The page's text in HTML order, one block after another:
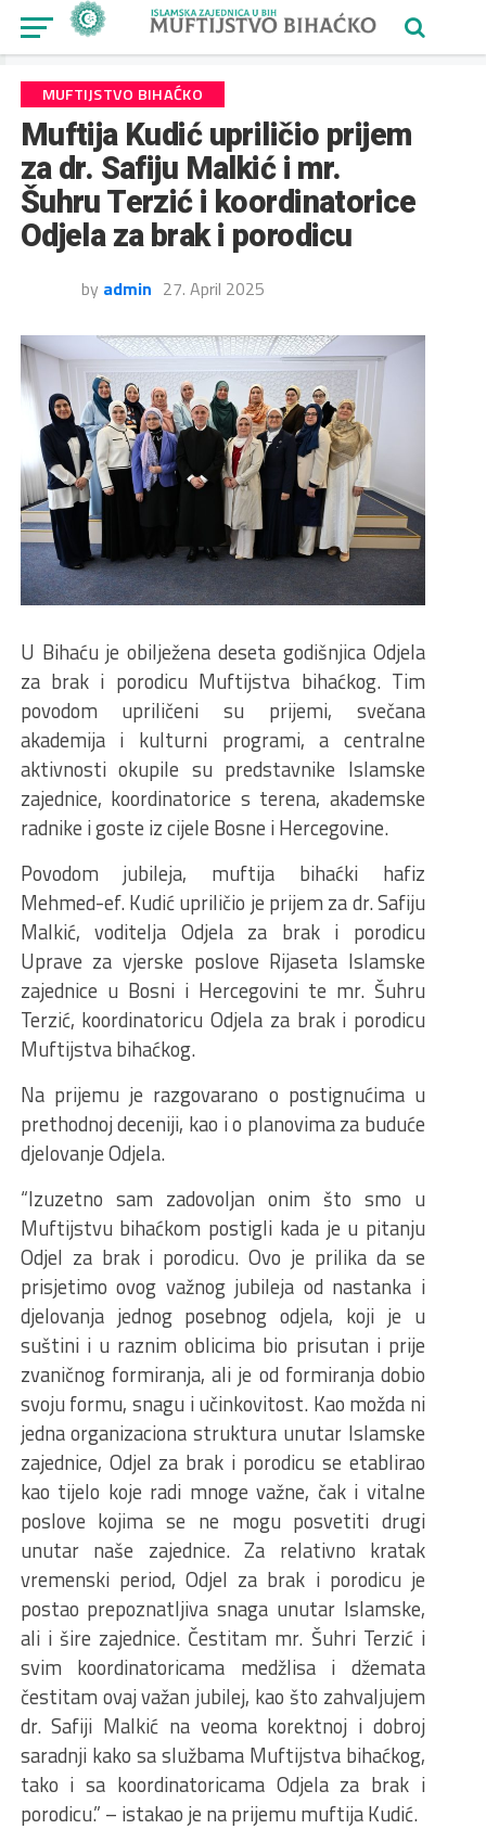
MUFTIJSTVO BIHAĆKO
Muftija Kudić upriličio prijem
za dr. Safiju Malkić i mr.
Šuhru Terzić i koordinatorice
Odjela za brak i porodicu
by admin 27. April 2025
U Bihaću je obilježena deseta godišnjica Odjela
za brak i porodicu Muftijstva bihaćkog. Tim
povodom upriličeni su prijemi, svečana
akademija i kulturni programi, a centralne
aktivnosti okupile su predstavnike Islamske
zajednice, koordinatorice s terena, akademske
radnike i goste iz cijele Bosne i Hercegovine.
Povodom jubileja, muftija bihaćki hafiz
Mehmed-ef. Kudić upriličio je prijem za dr. Safiju
Malkić, voditelja Odjela za brak i porodicu
Uprave za vjerske poslove Rijaseta Islamske
zajednice u Bosni i Hercegovini te mr. Šuhru
Terzić, koordinatoricu Odjela za brak i porodicu
Muftijstva bihaćkog.
Na prijemu je razgovarano o postignućima u
prethodnoj deceniji, kao i o planovima za buduće
djelovanje Odjela.
“Izuzetno sam zadovoljan onim što smo u
Muftijstvu bihaćkom postigli kada je u pitanju
Odjel za brak i porodicu. Ovo je prilika da se
prisjetimo ovog važnog jubileja od nastanka i
djelovanja jednog posebnog odjela, koji je u
suštini i u raznim oblicima bio prisutan i prije
zvaničnog formiranja, ali je od formiranja dobio
svoju formu, snagu i učinkovitost. Kao možda ni
jedna organizaciona struktura unutar Islamske
zajednice, Odjel za brak i porodicu se etablirao
kao tijelo koje radi mnoge važne, čak i vitalne
poslove kojima se ne mogu posvetiti drugi
unutar naše zajednice. Za relativno kratak
vremenski period, Odjel za brak i porodicu je
postao prepoznatljiva snaga unutar Islamske,
ali i šire zajednice. Čestitam mr. Šuhri Terzić i
svim koordinatoricama medžlisa i džemata
čestitam ovaj važan jubilej, kao što zahvaljujem
dr. Safiji Malkić na veoma korektnoj i dobroj
saradnji kako sa službama Muftijstva bihaćkog,
tako i sa koordinatoricama Odjela za brak i
porodicu.” – istakao je na prijemu muftija Kudić.